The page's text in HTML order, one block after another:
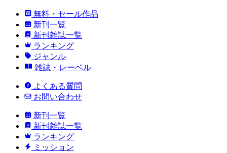
無料・セール作品
新刊一覧
新刊雑誌一覧
ランキング
ジャンル
雑誌・レーベル
よくある質問
お問い合わせ
新刊一覧
新刊雑誌一覧
ランキング
ミッション